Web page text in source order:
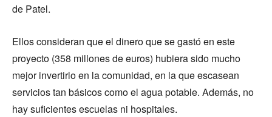
de Patel.
Ellos consideran que el dinero que se gastó en este
proyecto (358 millones de euros) hubiera sido mucho
mejor invertirlo en la comunidad, en la que escasean
servicios tan básicos como el agua potable. Además, no
hay suficientes escuelas ni hospitales.